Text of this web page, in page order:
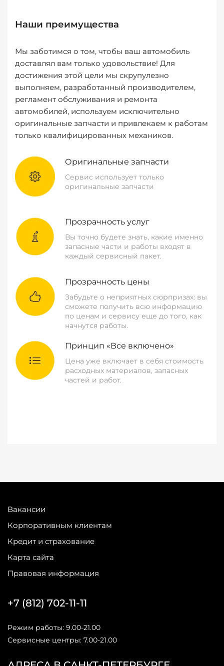
Наши преимущества
Мы заботимся о том, чтобы ваш автомобиль
доставлял вам только удовольствие! Для
достижения этой цели мы скрупулезно
выполняем, разработанный производителем,
регламент обслуживания и ремонта
автомобилей, используем исключительно
оригинальные запчасти и привлекаем к работам
только квалифицированных механиков.
Оригинальные запчасти
Сервис использует только
оригинальные запчасти
Прозрачность услуг
Вы точно будете знать, какие именно
запасные части и работы входят в
каждый сервисный пакет.
Прозрачность цены
Забудьте о неприятных сюрпризах: вы
сможете получить всю информацию
по ценам и сервису еще до того, как
начнутся работы.
Принцип «Все включено»
Цена уже включает в себя стоимость
расходных материалов, запасных
частей и работ.
Вакансии
Корпоративным клиентам
Кредит и страхование
Карта сайта
Правовая информация
+7 (812) 702-11-11
Режим работы: 9.00-21.00
Сервисные центры: 7.00-21.00